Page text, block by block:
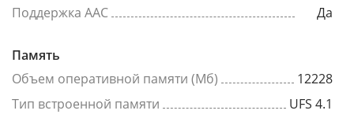
Поддержка AAC
Да
Память
Объем оперативной памяти (Мб)
12228
Тип встроенной памяти
UFS 4.1